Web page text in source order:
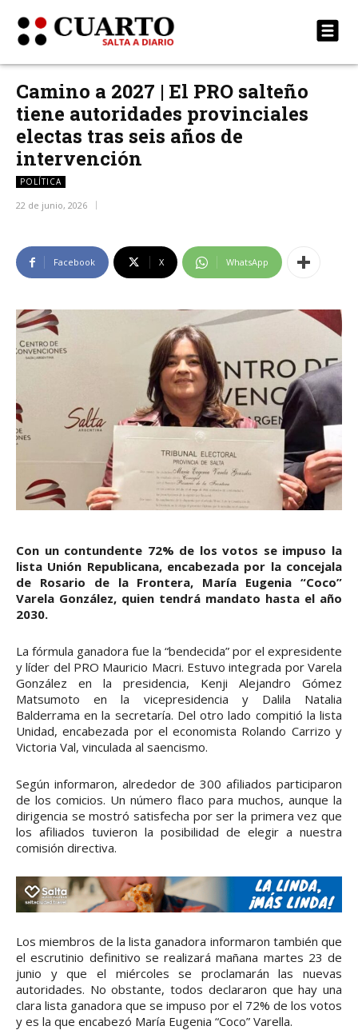
Camino a 2027 | El PRO salteño
tiene autoridades provinciales
electas tras seis años de
intervención
POLÍTICA
22 de junio, 2026
Facebook X WhatsApp
Con un contundente 72% de los votos se impuso la
lista Unión Republicana, encabezada por la concejala
de Rosario de la Frontera, María Eugenia “Coco”
Varela González, quien tendrá mandato hasta el año
2030.
La fórmula ganadora fue la “bendecida” por el expresidente
y líder del PRO Mauricio Macri. Estuvo integrada por Varela
González en la presidencia, Kenji Alejandro Gómez
Matsumoto en la vicepresidencia y Dalila Natalia
Balderrama en la secretaría. Del otro lado compitió la lista
Unidad, encabezada por el economista Rolando Carrizo y
Victoria Val, vinculada al saencismo.
Según informaron, alrededor de 300 afiliados participaron
de los comicios. Un número flaco para muchos, aunque la
dirigencia se mostró satisfecha por ser la primera vez que
los afiliados tuvieron la posibilidad de elegir a nuestra
comisión directiva.
Los miembros de la lista ganadora informaron también que
el escrutinio definitivo se realizará mañana martes 23 de
junio y que el miércoles se proclamarán las nuevas
autoridades. No obstante, todos declararon que hay una
clara lista ganadora que se impuso por el 72% de los votos
y es la que encabezó María Eugenia “Coco” Varella.